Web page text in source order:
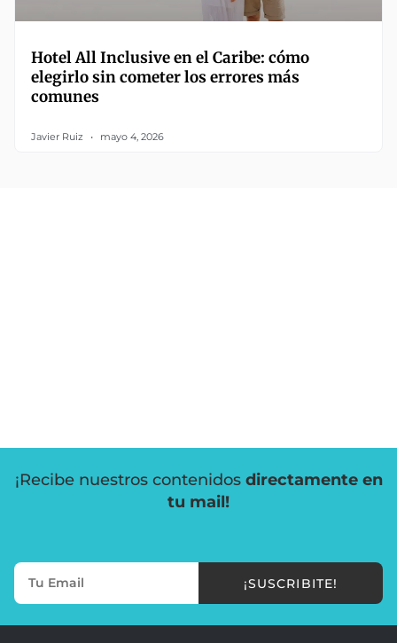
Hotel All Inclusive en el Caribe: cómo
elegirlo sin cometer los errores más
comunes
Javier Ruiz mayo 4, 2026
¡Recibe nuestros contenidos directamente en
tu mail!
¡SUSCRIBITE!